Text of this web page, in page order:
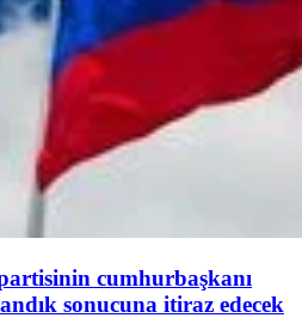
cumhurbaşkanı
sonucuna itiraz edecek